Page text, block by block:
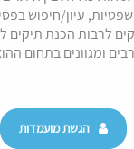
עיון/חיפוש
לרבות הכנת תיקים
רבים ומגוונים בתחום
הגשת מועמדות